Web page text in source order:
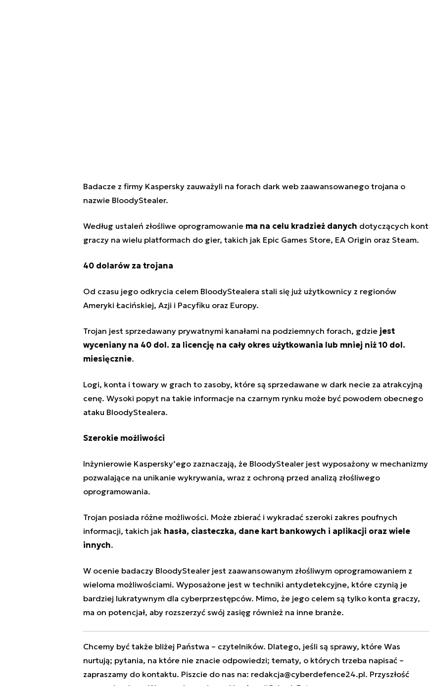
Badacze z firmy Kaspersky zauważyli na forach dark webzaawansowanego trojana o
nazwie BloodyStealer.
Według ustaleń złośliwe oprogramowanie ma na celu kradzież danych dotyczących kont
graczyna wielu platformach do gier, takich jak Epic Games Store, EA Origin oraz Steam.
40 dolarów za trojana
Od czasu jego odkrycia celem BloodyStealera stali się już użytkownicy z regionów
Ameryki Łacińskiej, Azji i Pacyfiku oraz Europy.
Trojan jest sprzedawany prywatnymi kanałami na podziemnych forach, gdzie jest
wyceniany na 40 dol. za licencję na cały okres użytkowania lub mniej niż 10 dol.
miesięcznie.
Logi, konta i towary w grach to zasoby, które są sprzedawane w dark necie za atrakcyjną
cenę. Wysoki popyt na takie informacje na czarnym rynku może być powodem obecnego
ataku BloodyStealera.
Szerokie możliwości
Inżynierowie Kaspersky’ego zaznaczają, że BloodyStealer jest wyposażony w mechanizmy
pozwalające na unikanie wykrywania, wraz z ochroną przed analizą złośliwego
oprogramowania.
Trojan posiada różne możliwości. Może zbierać i wykradać szeroki zakres poufnych
informacji, takich jak hasła, ciasteczka, dane kart bankowych i aplikacji oraz wiele
innych.
W ocenie badaczy BloodyStealer jest zaawansowanym złośliwym oprogramowaniem z
wieloma możliwościami. Wyposażone jest w techniki antydetekcyjne, które czynią je
bardziej lukratywnym dla cyberprzestępców. Mimo, że jego celem są tylko konta graczy,
ma on potencjał, aby rozszerzyć swój zasięg również na inne branże.
Chcemy być także bliżej Państwa – czytelników. Dlatego, jeśli są sprawy, które Was
nurtują; pytania, na które nie znacie odpowiedzi; tematy, o których trzeba napisać –
zapraszamy do kontaktu. Piszcie do nas na: redakcja@cyberdefence24.pl. Przyszłość